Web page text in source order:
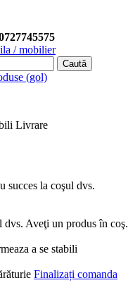
Caută
(gol)
Livrare
succes la coşul dvs.
dvs. Aveţi un produs în coş.
a se stabili
Finalizați comanda